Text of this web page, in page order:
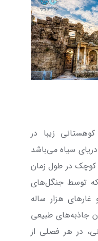
زیبا در
سیاه می‌باشد
کوچک در طول زمان
توسط جنگل‌های
غارهای هزار ساله
جاذبه‌های طبیعی
در هر فصلی از